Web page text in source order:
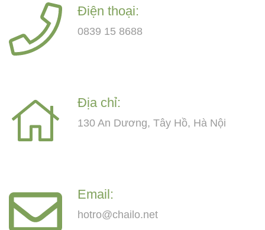
Điện thoại:
0839 15 8688
Địa chỉ:
130 An Dương, Tây Hồ, Hà Nội
Email:
hotro@chailo.net